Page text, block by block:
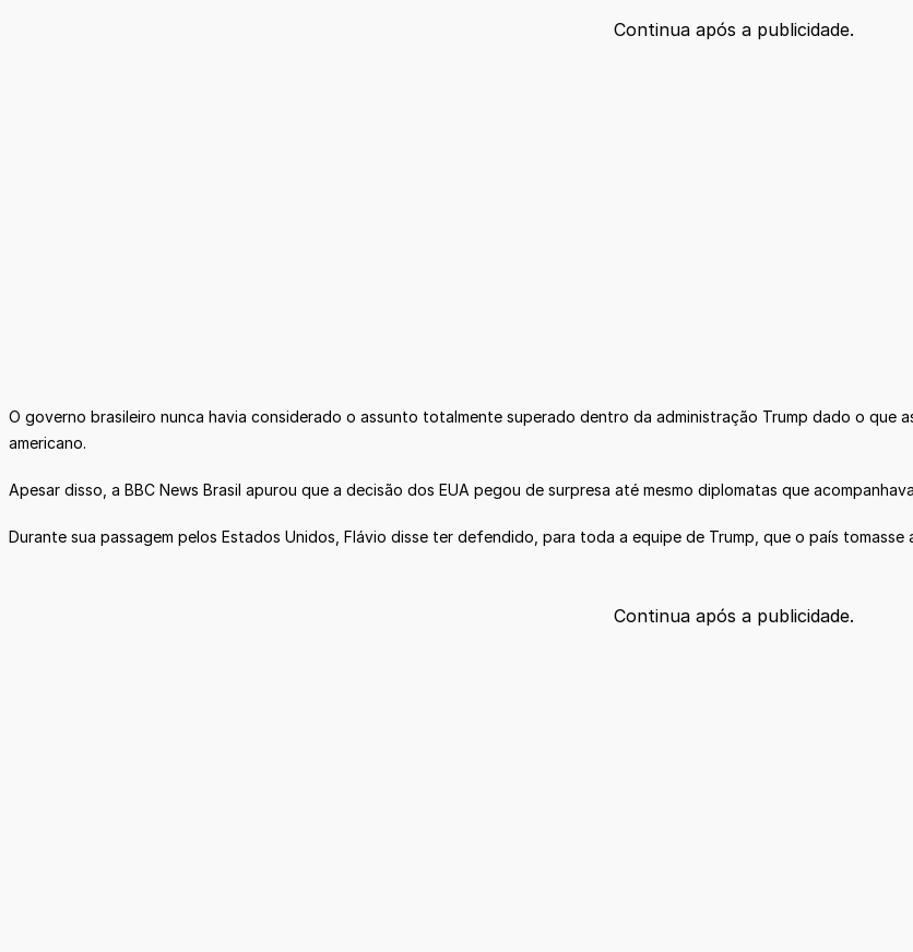
Continua após a publicidade.
O governo brasileiro nunca havia considerado o assunto totalmente superado dentro da administração Trump dado o que
americano.
Apesar disso, a BBC News Brasil apurou que a decisão dos EUA pegou de surpresa até mesmo diplomatas que
Durante sua passagem pelos Estados Unidos, Flávio disse ter defendido, para toda a equipe de Trump, que o país tomasse
Continua após a publicidade.